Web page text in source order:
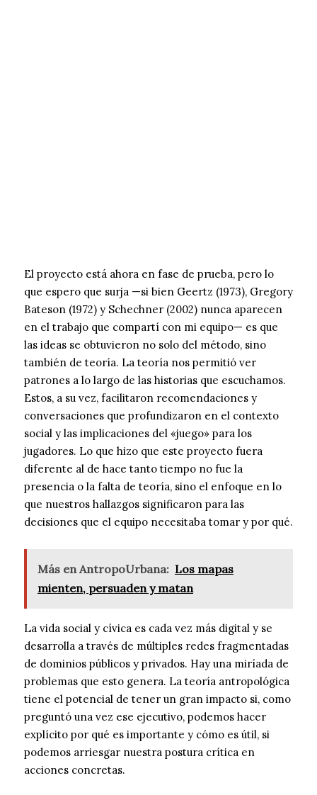
El proyecto está ahora en fase de prueba, pero lo
que espero que surja —si bien Geertz (1973), Gregory
Bateson (1972) y Schechner (2002) nunca aparecen
en el trabajo que compartí con mi equipo— es que
las ideas se obtuvieron no solo del método, sino
también de teoría. La teoría nos permitió ver
patrones a lo largo de las historias que escuchamos.
Estos, a su vez, facilitaron recomendaciones y
conversaciones que profundizaron en el contexto
social y las implicaciones del «juego» para los
jugadores. Lo que hizo que este proyecto fuera
diferente al de hace tanto tiempo no fue la
presencia o la falta de teoría, sino el enfoque en lo
que nuestros hallazgos significaron para las
decisiones que el equipo necesitaba tomar y por qué.
Más en AntropoUrbana: Los mapas
mienten, persuaden y matan
La vida social y cívica es cada vez más digital y se
desarrolla a través de múltiples redes fragmentadas
de dominios públicos y privados. Hay una miríada de
problemas que esto genera. La teoría antropológica
tiene el potencial de tener un gran impacto si, como
preguntó una vez ese ejecutivo, podemos hacer
explícito por qué es importante y cómo es útil, si
podemos arriesgar nuestra postura crítica en
acciones concretas.